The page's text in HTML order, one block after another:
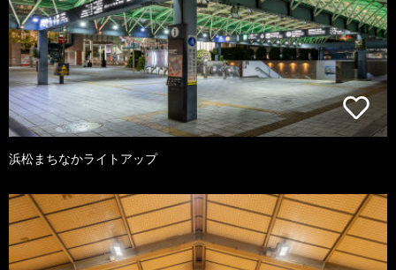
浜松まちなかライトアップ